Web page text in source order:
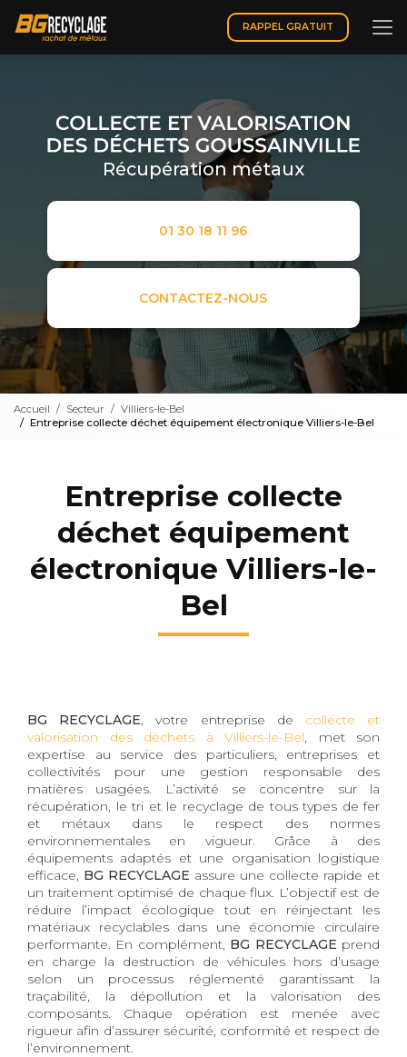
contenu
principal
RAPPEL GRATUIT
Récupération métaux
01 30 18 11 96
CONTACTEZ-NOUS
Accueil Secteur
Villiers-le-Bel
Entreprise collecte déchet équipement électronique Villiers-le-Bel
Entreprise collecte
déchet équipement
électronique Villiers-le-
Bel
BG RECYCLAGE, votre entreprise de collecte et
valorisation des déchets à Villiers-le-Bel, met son
expertise au service des particuliers, entreprises et
collectivités pour une gestion responsable des
matières usagées. L’activité se concentre sur la
récupération, le tri et le recyclage de tous types de fer
et métaux dans le respect des normes
environnementales en vigueur. Grâce à des
équipements adaptés et une organisation logistique
efficace, BG RECYCLAGE assure une collecte rapide et
un traitement optimisé de chaque flux. L’objectif est de
réduire l’impact écologique tout en réinjectant les
matériaux recyclables dans une économie circulaire
performante. En complément, BG RECYCLAGE prend
en charge la destruction de véhicules hors d’usage
selon un processus réglementé garantissant la
traçabilité, la dépollution et la valorisation des
composants. Chaque opération est menée avec
rigueur afin d’assurer sécurité, conformité et respect de
l’environnement.